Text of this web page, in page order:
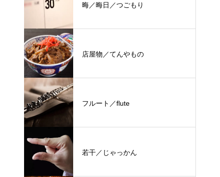
晦／晦日／つごもり
店屋物／てんやもの
フルート／flute
若干／じゃっかん